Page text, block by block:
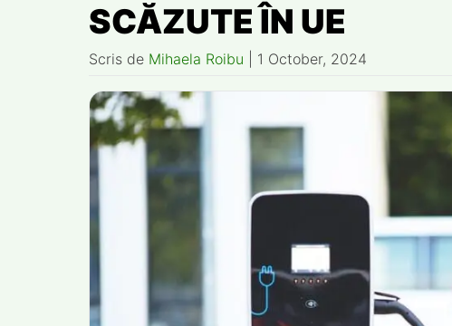
SCĂZUTE ÎN UE
Scris de Mihaela Roibu 1 October, 2024